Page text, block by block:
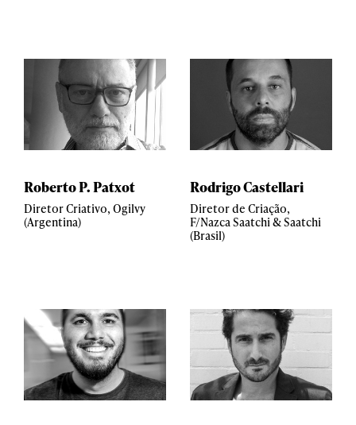
Roberto P. Patxot
Diretor Criativo, Ogilvy
(Argentina)
Rodrigo Castellari
Diretor de Criação,
F/Nazca Saatchi & Saatchi
(Brasil)